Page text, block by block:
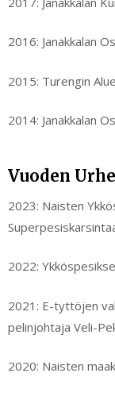
2016: Janakkalan
2015: Turengin
2014: Janakkalan
Vuoden
2023: Naisten
2022:
2021: E-tyttöjen
pelinjohtaja Veli-
2020: Naisten